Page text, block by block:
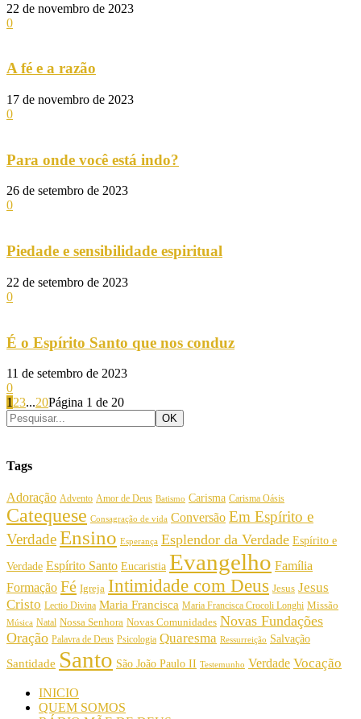
22 de novembro de 2023
0
A fé e a razão
17 de novembro de 2023
0
Para onde você está indo?
26 de setembro de 2023
0
Piedade e sensibilidade espiritual
22 de setembro de 2023
0
É o Espírito Santo que nos conduz
11 de setembro de 2023
0
1 23...20Página 1 de 20
Tags
Adoração Advento Amor de Deus Batismo Carisma Carisma Oásis
Catequese Consagração de vida Conversão Em Espírito e
VerdadeEnsino Esperança Esplendor da Verdade Espírito e
Verdade Espírito Santo Eucaristia Evangelho Família
Formação Fé Igreja Intimidade com Deus Jesus Jesus
Cristo Lectio Divina Maria Francisca Maria Francisca Crocoli Longhi Missão
Música Natal Nossa Senhora Novas Comunidades Novas Fundações
Oração Palavra de Deus Psicologia Quaresma Ressurreição Salvação
Santidade Santo São João Paulo II Testemunho Verdade Vocação
INICIO
QUEM SOMOS